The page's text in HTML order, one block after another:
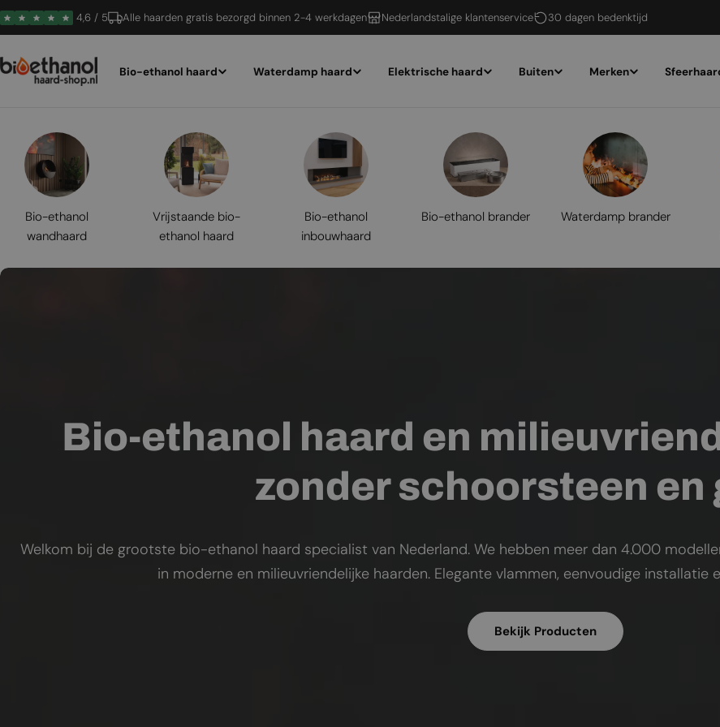
Ga
naar
4,6 / 5 Alle haarden gratis bezorgd binnen 2-4 werkdagen Nederlandstalige klantenservice 30 dagen bedenktijd
Bio-ethanol haard Waterdamp haard Elektrische haard Buiten Merken
Bio-ethanol
wandhaard
Vrijstaande bio-
ethanol haard
Bio-ethanol
inbouwhaard
Bio-ethanol brander Waterdamp brander
Bio-ethanol haard en
zonder schoorsteen en
Welkom bij de grootste bio-ethanol haard specialist van Nederland. We hebben meer dan 4.000
in moderne en milieuvriendelijke haarden. Elegante vlammen, eenvoudige installatie
Bekijk Producten